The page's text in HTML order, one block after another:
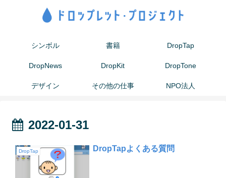
シンボル 書籍 DropTap
DropNews DropKit DropTone
デザイン その他の仕事 NPO法人
2022-01-31
DropTap DropTapよくある質問